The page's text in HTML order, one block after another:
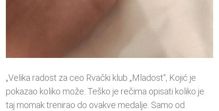
„Velika radost za ceo Rvački klub „Mladost“, Kojić je
pokazao koliko može. Teško je rečima opisati koliko je
taj momak trenirao do ovakve medalje. Samo od